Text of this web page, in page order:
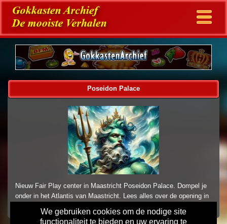
We gebruiken cookies om de nodige site
functionaliteit te bieden en uw ervaring te
Poseidon Palace
Nieuw Fair Play center in Maastricht Poseidon Palace. Dompel je
onder in het Atlantis van Maastricht. Lees alles over de opening in